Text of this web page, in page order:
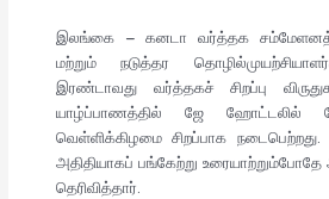
இலங்கை – கனடா வர்த்தக
மற்றும் நடுத்தர
இரண்டாவது வர்த்தகச் சிறப்பு
யாழ்ப்பாணத்தில் ஜே ஹோட்டலில்
வெள்ளிக்கிழமை சிறப்பாக
அதிதியாகப் பங்கேற்று
தெரிவித்தார்.